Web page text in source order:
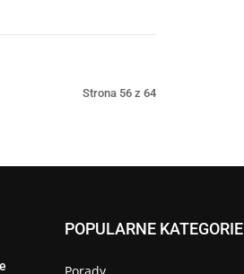
Strona 56 z 64
POPULARNE KATEGORIE